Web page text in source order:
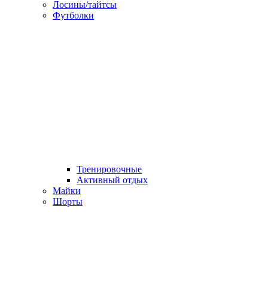
Лосины/тайтсы
Футболки
Тренировочные
Активный отдых
Майки
Шорты